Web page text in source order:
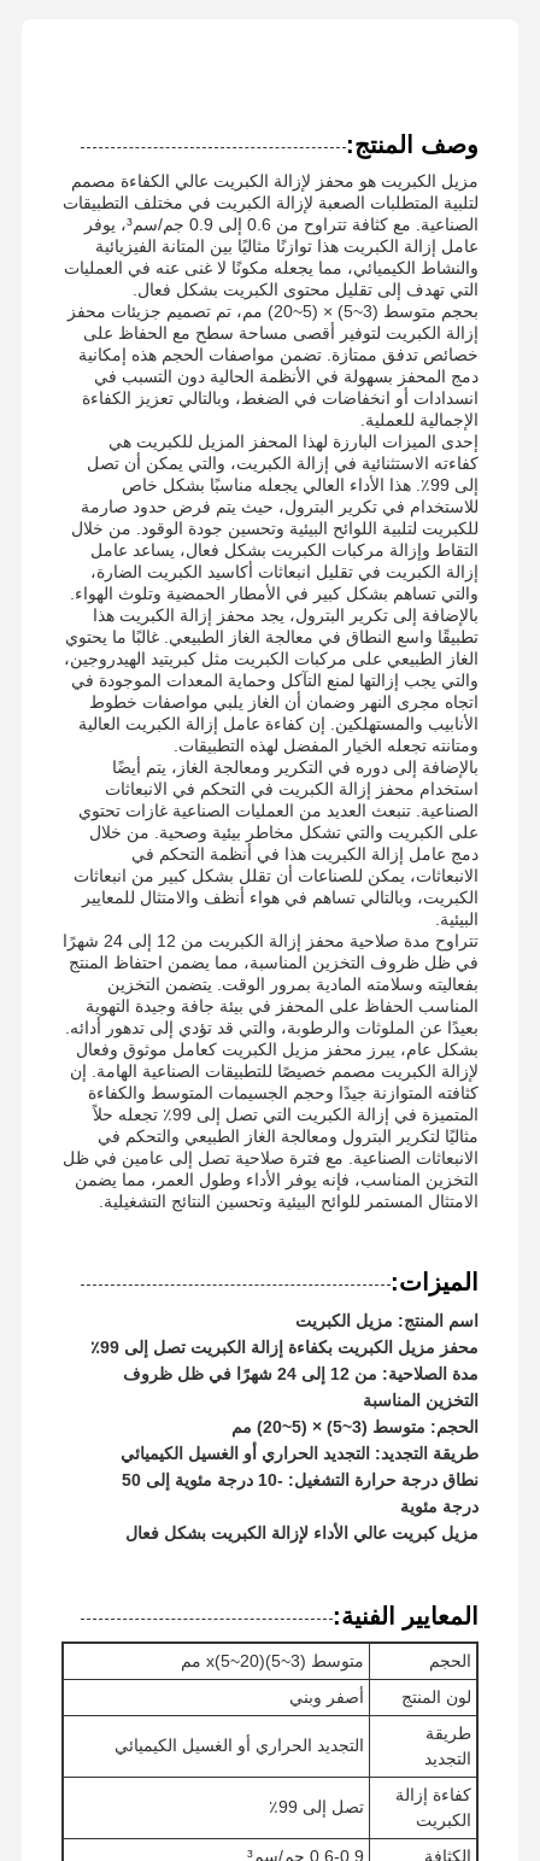
جولة في
المعمل
ضبط الجودة
مزيل الكبريت من أكسيد الحديد
ديميثيلامينو إيثيل ميتاكريلات
ميثاكريلو أوكسي إيثيل تريميثيل أمونيوم كلوريد
أكريليو أوكسي إيثيل تريميثيل أمونيوم كلوريد
بولي أكريلاميد أنيوني
وصف المنتج:
مزيل الكبريت هو محفز لإزالة الكبريت عالي الكفاءة مصمم
لتلبية المتطلبات الصعبة لإزالة الكبريت في مختلف التطبيقات
الصناعية. مع كثافة تتراوح من 0.6 إلى 0.9 جم/سم³، يوفر
عامل إزالة الكبريت هذا توازنًا مثاليًا بين المتانة الفيزيائية
والنشاط الكيميائي، مما يجعله مكونًا لا غنى عنه في العمليات
التي تهدف إلى تقليل محتوى الكبريت بشكل فعال.
بحجم متوسط ​​(3~5) × (5~20) مم، تم تصميم جزيئات محفز
إزالة الكبريت لتوفير أقصى مساحة سطح مع الحفاظ على
خصائص تدفق ممتازة. تضمن مواصفات الحجم هذه إمكانية
دمج المحفز بسهولة في الأنظمة الحالية دون التسبب في
انسدادات أو انخفاضات في الضغط، وبالتالي تعزيز الكفاءة
الإجمالية للعملية.
إحدى الميزات البارزة لهذا المحفز المزيل للكبريت هي
كفاءته الاستثنائية في إزالة الكبريت، والتي يمكن أن تصل
إلى 99٪. هذا الأداء العالي يجعله مناسبًا بشكل خاص
للاستخدام في تكرير البترول، حيث يتم فرض حدود صارمة
للكبريت لتلبية اللوائح البيئية وتحسين جودة الوقود. من خلال
التقاط وإزالة مركبات الكبريت بشكل فعال، يساعد عامل
إزالة الكبريت في تقليل انبعاثات أكاسيد الكبريت الضارة،
والتي تساهم بشكل كبير في الأمطار الحمضية وتلوث الهواء.
بالإضافة إلى تكرير البترول، يجد محفز إزالة الكبريت هذا
تطبيقًا واسع النطاق في معالجة الغاز الطبيعي. غالبًا ما يحتوي
الغاز الطبيعي على مركبات الكبريت مثل كبريتيد الهيدروجين،
والتي يجب إزالتها لمنع التآكل وحماية المعدات الموجودة في
اتجاه مجرى النهر وضمان أن الغاز يلبي مواصفات خطوط
الأنابيب والمستهلكين. إن كفاءة عامل إزالة الكبريت العالية
ومتانته تجعله الخيار المفضل لهذه التطبيقات.
بالإضافة إلى دوره في التكرير ومعالجة الغاز، يتم أيضًا
استخدام محفز إزالة الكبريت في التحكم في الانبعاثات
الصناعية. تنبعث العديد من العمليات الصناعية غازات تحتوي
على الكبريت والتي تشكل مخاطر بيئية وصحية. من خلال
دمج عامل إزالة الكبريت هذا في أنظمة التحكم في
الانبعاثات، يمكن للصناعات أن تقلل بشكل كبير من انبعاثات
الكبريت، وبالتالي تساهم في هواء أنظف والامتثال للمعايير
البيئية.
تتراوح مدة صلاحية محفز إزالة الكبريت من 12 إلى 24 شهرًا
في ظل ظروف التخزين المناسبة، مما يضمن احتفاظ المنتج
بفعاليته وسلامته المادية بمرور الوقت. يتضمن التخزين
المناسب الحفاظ على المحفز في بيئة جافة وجيدة التهوية
بعيدًا عن الملوثات والرطوبة، والتي قد تؤدي إلى تدهور أدائه.
بشكل عام، يبرز محفز مزيل الكبريت كعامل موثوق وفعال
لإزالة الكبريت مصمم خصيصًا للتطبيقات الصناعية الهامة. إن
كثافته المتوازنة جيدًا وحجم الجسيمات المتوسط ​​والكفاءة
المتميزة في إزالة الكبريت التي تصل إلى 99٪ تجعله حلاً
مثاليًا لتكرير البترول ومعالجة الغاز الطبيعي والتحكم في
الانبعاثات الصناعية. مع فترة صلاحية تصل إلى عامين في ظل
التخزين المناسب، فإنه يوفر الأداء وطول العمر، مما يضمن
الامتثال المستمر للوائح البيئية وتحسين النتائج التشغيلية.
الميزات:
اسم المنتج: مزيل الكبريت
محفز مزيل الكبريت بكفاءة إزالة الكبريت تصل إلى 99٪
مدة الصلاحية: من 12 إلى 24 شهرًا في ظل ظروف
التخزين المناسبة
الحجم: متوسط ​​(3~5) × (5~20) مم
طريقة التجديد: التجديد الحراري أو الغسيل الكيميائي
نطاق درجة حرارة التشغيل: -10 درجة مئوية إلى 50
درجة مئوية
مزيل كبريت عالي الأداء لإزالة الكبريت بشكل فعال
المعايير الفنية:
الحجم
متوسط ​​(3~5)x(5~20) مم
لون المنتج
أصفر وبني
طريقة
التجديد
التجديد الحراري أو الغسيل الكيميائي
كفاءة إزالة
الكبريت
تصل إلى 99٪
الكثافة 0.6-0.9 جم/سم³